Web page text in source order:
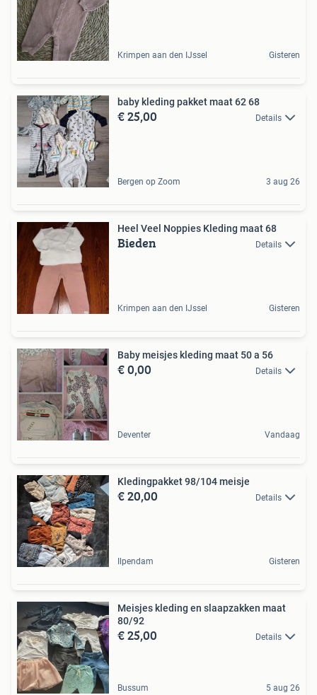
Krimpen aan den IJssel Gisteren
baby kleding pakket maat 62 68
€ 25,00 Details
Bergen op Zoom 3 aug 26
Heel Veel Noppies Kleding maat 68
Bieden Details
Krimpen aan den IJssel Gisteren
Baby meisjes kleding maat 50 a 56
€ 0,00 Details
Deventer Vandaag
Kledingpakket 98/104 meisje
€ 20,00 Details
Ilpendam Gisteren
Meisjes kleding en slaapzakken maat
80/92
€ 25,00 Details
Bussum 5 aug 26